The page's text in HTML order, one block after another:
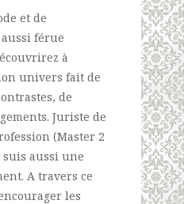
et de
férue
à
univers fait de
de
Juriste de
(Master 2
aussi une
A travers ce
les